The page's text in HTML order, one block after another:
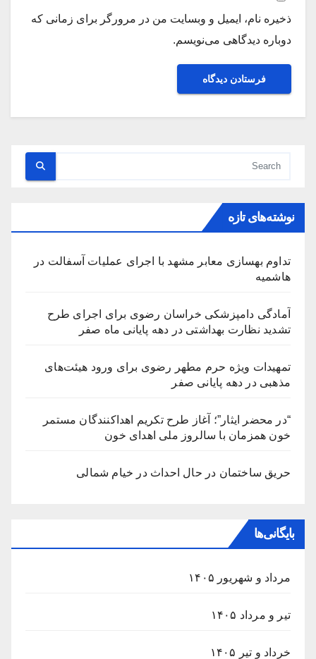
ذخیره نام، ایمیل و وبسایت من در مرورگر برای زمانی که
دوباره دیدگاهی می‌نویسم.
نوشته‌های تازه
تداوم بهسازی معابر مشهد با اجرای عملیات آسفالت در
هاشمیه
آمادگی دامپزشکی خراسان رضوی برای اجرای طرح
تشدید نظارت بهداشتی در دهه پایانی ماه صفر
تمهیدات ویژه حرم مطهر رضوی برای ورود هیئت‌های
مذهبی در دهه پایانی صفر
“در محضر ایثار”؛ آغاز طرح تکریم اهداکنندگان مستمر
خون همزمان با سالروز ملی اهدای خون
حریق ساختمان در حال احداث در خیام شمالی
بایگانی‌ها
مرداد و شهریور ۱۴۰۵
تیر و مرداد ۱۴۰۵
خرداد و تیر ۱۴۰۵